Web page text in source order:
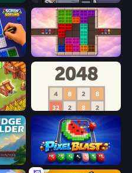
Color Cube Puzzle
2048
Pixel Blast